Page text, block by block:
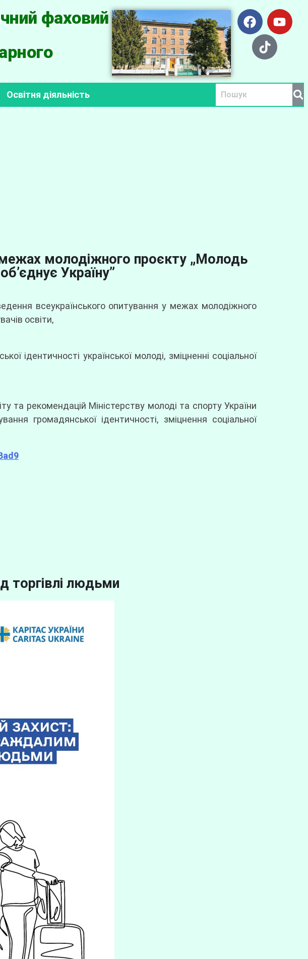
фаховий
Освітня діяльність
молодіжного проєкту „Молодь
Україну”
всеукраїнського опитування у межах молодіжного
освіти,
ідентичності української молоді, зміцненні соціальної
та рекомендацій Міністерству молоді та спорту України
громадянської ідентичності, зміцнення соціальної
торгівлі людьми